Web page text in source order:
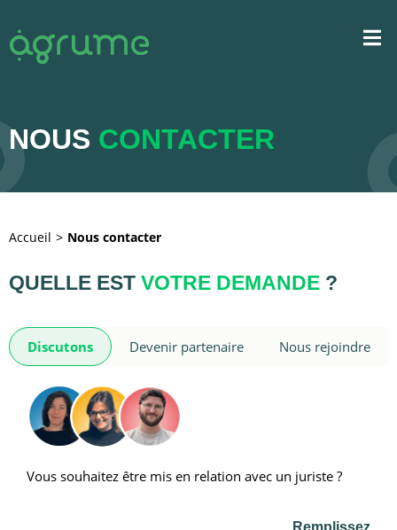
NOUS CONTACTER
Accueil Nous contacter
QUELLE EST VOTRE DEMANDE ?
Discutons Devenir partenaire Nous rejoindre
Vous souhaitez être mis en relation avec un juriste ?
Remplissez